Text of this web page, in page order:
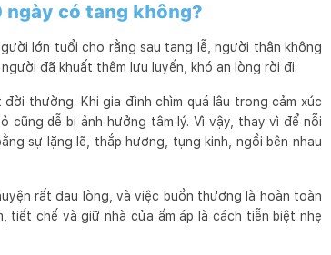
ngày có tang không?
lớn tuổi cho rằng sau tang lễ, người thân không
đã khuất thêm lưu luyến, khó an lòng rời đi.
thường. Khi gia đình chìm quá lâu trong cảm xúc
cũng dễ bị ảnh hưởng tâm lý. Vì vậy, thay vì để nỗi
sự lặng lẽ, thắp hương, tụng kinh, ngồi bên nhau
rất đau lòng, và việc buồn thương là hoàn toàn
tiết chế và giữ nhà cửa ấm áp là cách tiễn biệt nhẹ